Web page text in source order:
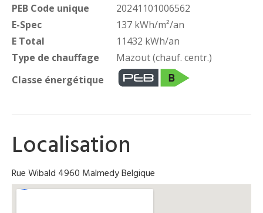
PEB Code unique
20241101006562
E-Spec
137 kWh/m²/an
E Total
11432 kWh/an
Type de chauffage
Mazout (chauf. centr.)
Classe énergétique
Localisation
Rue Wibald 4960 Malmedy Belgique